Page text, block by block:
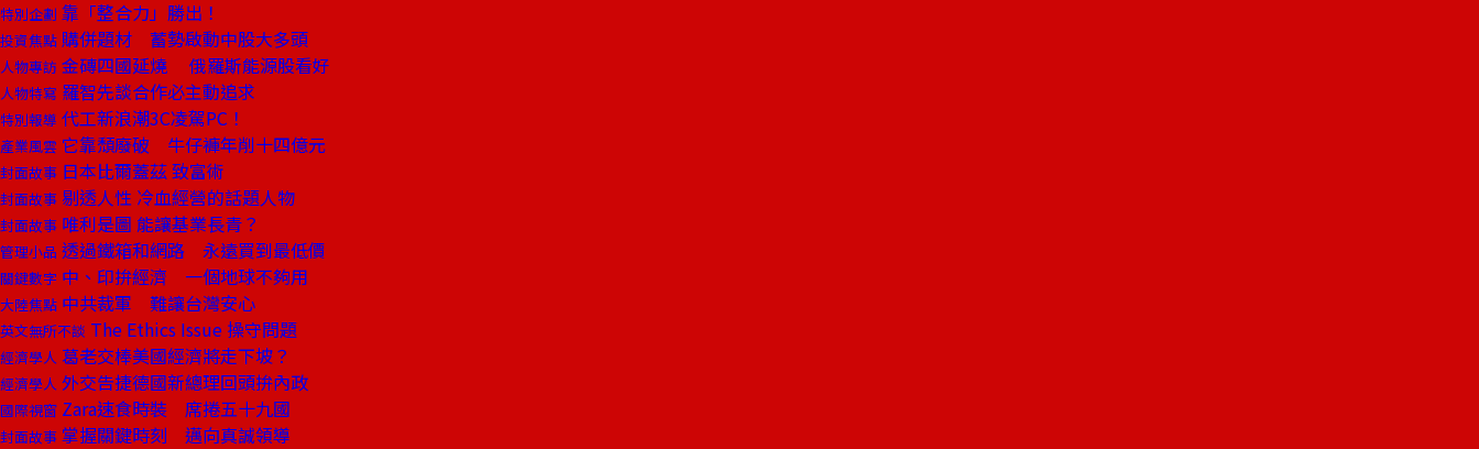
特別企劃 靠「整合力」勝出！
投資焦點 購併題材 蓄勢啟動中股大多頭
人物專訪 金磚四國延燒 俄羅斯能源股看好
人物特寫 羅智先談合作必主動追求
特別報導 代工新浪潮3C凌駕PC！
產業風雲 它靠頹廢破 牛仔褲年削十四億元
封面故事 日本比爾蓋茲 致富術
封面故事 剔透人性 冷血經營的話題人物
封面故事 唯利是圖 能讓基業長青？
管理小品 透過鐵箱和網路 永遠買到最低價
關鍵數字 中、印拚經濟 一個地球不夠用
大陸焦點 中共裁軍 難讓台灣安心
英文無所不談 The Ethics Issue 操守問題
經濟學人 葛老交棒美國經濟將走下坡？
經濟學人 外交告捷德國新總理回頭拚內政
國際視窗 Zara速食時裝 席捲五十九國
封面故事 掌握關鍵時刻 邁向真誠領導